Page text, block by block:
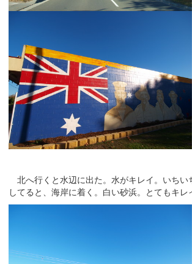
北へ行くと水辺に出た。水がキレイ。いちい
してると、海岸に着く。白い砂浜。とてもキレ